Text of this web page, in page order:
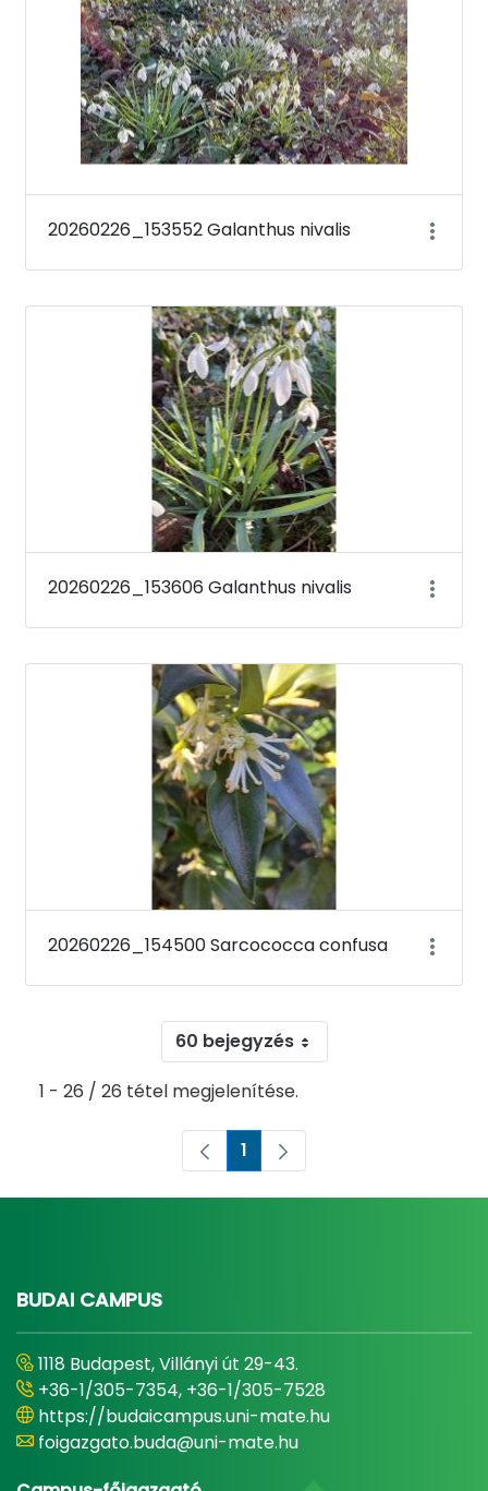
20260226_153552 Galanthus nivalis
20260226_153606 Galanthus nivalis
20260226_154500 Sarcococca confusa
60 bejegyzés
1 - 26 / 26 tétel megjelenítése.
Oldal
1
BUDAI CAMPUS
1118 Budapest, Villányi út 29-43.
+36-1/305-7354, +36-1/305-7528
https://budaicampus.uni-mate.hu
foigazgato.buda@uni-mate.hu